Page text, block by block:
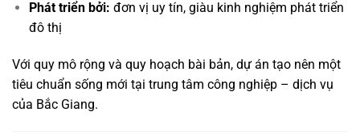
Phát triển bởi: đơn vị uy tín, giàu kinh nghiệm phát triển
đô thị
Với quy mô rộng và quy hoạch bài bản, dự án tạo nên một
tiêu chuẩn sống mới tại trung tâm công nghiệp – dịch vụ
của Bắc Giang.